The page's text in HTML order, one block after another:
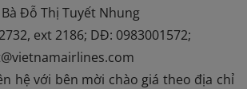
Đỗ Thị Tuyết Nhung
ext 2186; DĐ: 0983001572;
hệ với bên mời chào giá theo địa chỉ